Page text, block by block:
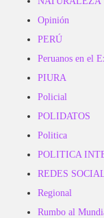
Opinión
PERÚ
Peruanos en el
PIURA
Policial
POLIDATOS
Politica
POLITICA
REDES
Regional
Rumbo al